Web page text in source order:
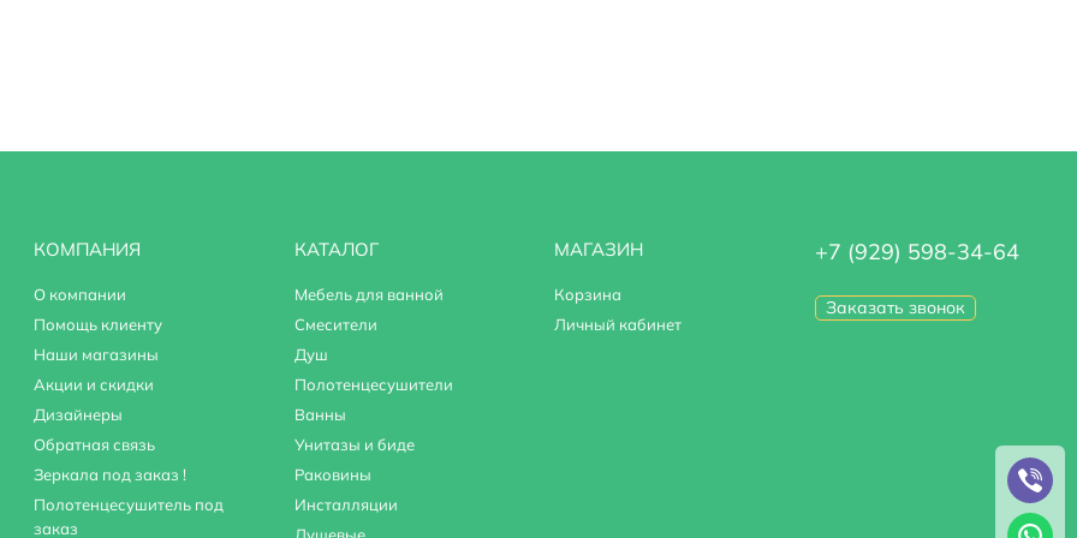
КОМПАНИЯ
О компании
Помощь клиенту
Наши магазины
Акции и скидки
Дизайнеры
Обратная связь
Зеркала под заказ !
Полотенцесушитель под
заказ
КАТАЛОГ
Мебель для ванной
Смесители
Душ
Полотенцесушители
Ванны
Унитазы и биде
Раковины
Инсталляции
МАГАЗИН
Корзина
Личный кабинет
+7 (929) 598-34-64
Заказать звонок